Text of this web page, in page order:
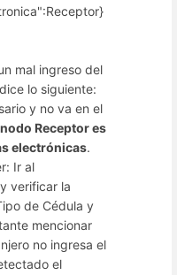
mal ingreso del
lo siguiente:
y no va en el
Receptor es
electrónicas.
Ir al
verificar la
de Cédula y
mencionar
no ingresa el
el